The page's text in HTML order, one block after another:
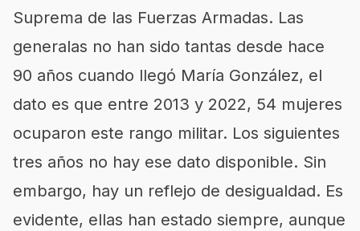
Suprema de las Fuerzas Armadas. Las
generalas no han sido tantas desde hace
90 años cuando llegó María González, el
dato es que entre 2013 y 2022, 54 mujeres
ocuparon este rango militar. Los siguientes
tres años no hay ese dato disponible. Sin
embargo, hay un reflejo de desigualdad. Es
evidente, ellas han estado siempre, aunque